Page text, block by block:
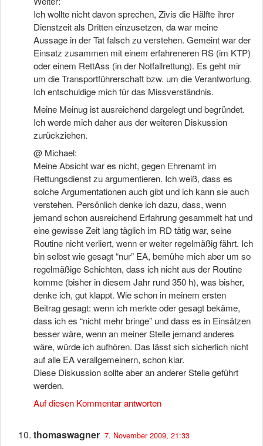
Ich wollte nicht davon sprechen, Zivis die Hälfte ihrer
Dienstzeit als Dritten einzusetzen, da war meine
Aussage in der Tat falsch zu verstehen. Gemeint war der
Einsatz zusammen mit einem erfahreneren RS (im KTP)
oder einem RettAss (in der Notfallrettung). Es geht mir
um die Transportführerschaft bzw. um die Verantwortung.
Ich entschuldige mich für das Missverständnis.
Meine Meinug ist ausreichend dargelegt und begründet.
Ich werde mich daher aus der weiteren Diskussion
zurückziehen.
@ Michael:
Meine Absicht war es nicht, gegen Ehrenamt im
Rettungsdienst zu argumentieren. Ich weiß, dass es
solche Argumentationen auch gibt und ich kann sie auch
verstehen. Persönlich denke ich dazu, dass, wenn
jemand schon ausreichend Erfahrung gesammelt hat und
eine gewisse Zeit lang täglich im RD tätig war, seine
Routine nicht verliert, wenn er weiter regelmäßig fährt. Ich
bin selbst wie gesagt “nur” EA, bemühe mich aber um so
regelmäßige Schichten, dass ich nicht aus der Routine
komme (bisher in diesem Jahr rund 350 h), was bisher,
denke ich, gut klappt. Wie schon in meinem ersten
Beitrag gesagt: wenn ich merkte oder gesagt bekäme,
dass ich es “nicht mehr bringe” und dass es in Einsätzen
besser wäre, wenn an meiner Stelle jemand anderes
wäre, würde ich aufhören. Das lässt sich sicherlich nicht
auf alle EA verallgemeinern, schon klar.
Diese Diskussion sollte aber an anderer Stelle geführt
werden.
Auf diesen Kommentar antworten
thomaswagner 7. November 2009, 21:33